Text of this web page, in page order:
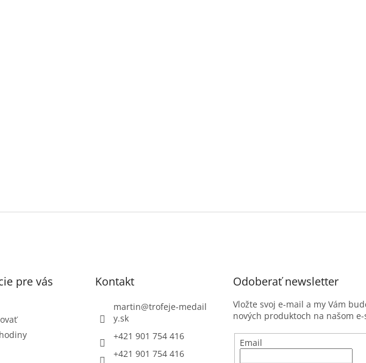
pre vás Kontakt
martin@trofeje-medail
y.sk
+421 901 754 416
+421 901 754 416
Odoberať newsletter
Vložte svoj e-mail a my Vám
nových produktoch na našom e-
Email